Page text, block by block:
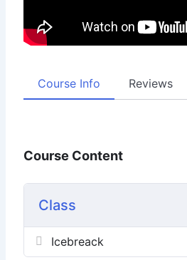
Course Info Reviews
Course Content
Class
Icebreack